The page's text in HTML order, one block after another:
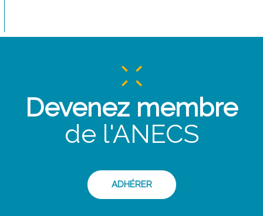
Devenez membre
de l'ANECS
ADHÉRER